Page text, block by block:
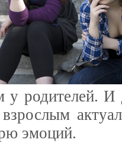
у родителей.
эмоций.